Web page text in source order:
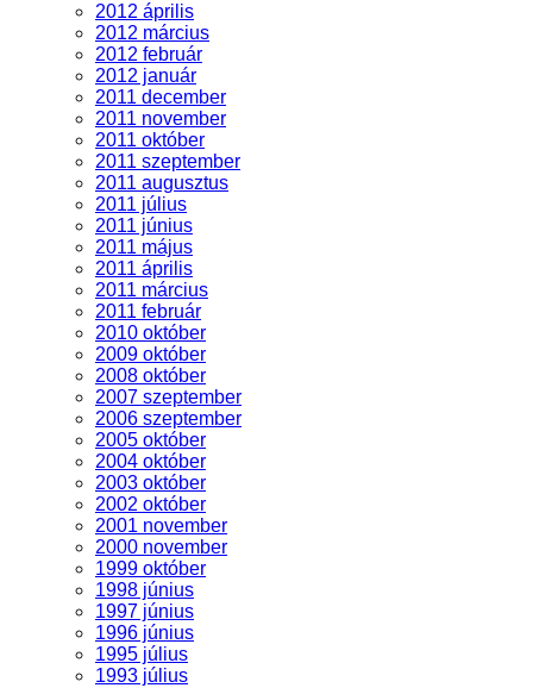
2012 április
2012 március
2012 február
2012 január
2011 december
2011 november
2011 október
2011 szeptember
2011 augusztus
2011 július
2011 június
2011 május
2011 április
2011 március
2011 február
2010 október
2009 október
2008 október
2007 szeptember
2006 szeptember
2005 október
2004 október
2003 október
2002 október
2001 november
2000 november
1999 október
1998 június
1997 június
1996 június
1995 július
1993 július